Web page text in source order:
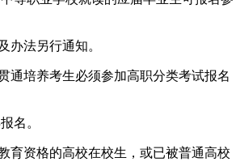
办法另行通知。
通培养考生必须参加高职分类考试报名
名。
育资格的高校在校生，或已被普通高校